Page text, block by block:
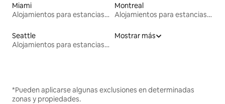
Miami
Alojamientos para estancias largas
Montreal
Alojamientos para estancias largas
Seattle
Alojamientos para estancias largas
Mostrar más
*Pueden aplicarse algunas exclusiones en determinadas
zonas y propiedades.